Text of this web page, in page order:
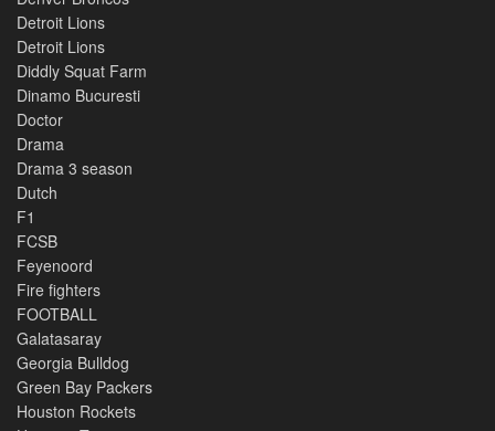
Detroit Lions
Detroit Lions
Diddly Squat Farm
Dinamo Bucuresti
Doctor
Drama
Drama 3 season
Dutch
F1
FCSB
Feyenoord
Fire fighters
FOOTBALL
Galatasaray
Georgia Bulldog
Green Bay Packers
Houston Rockets